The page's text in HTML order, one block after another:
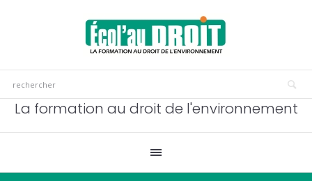
La formation au droit de l'environnement